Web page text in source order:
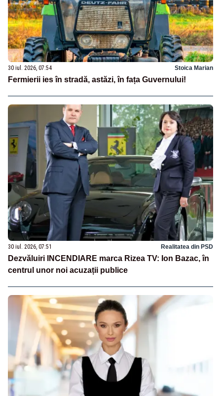
30 iul. 2026, 07:54 Stoica Marian
Fermierii ies în stradă, astăzi, în fața Guvernului!
30 iul. 2026, 07:51 Realitatea din PSD
Dezvăluiri INCENDIARE marca Rizea TV: Ion Bazac, în
centrul unor noi acuzații publice